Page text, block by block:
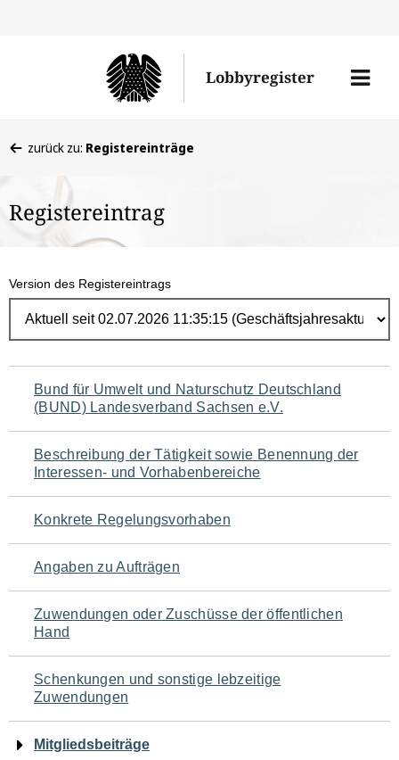
Lobbyregister
Menü
befinden
hier:
zurück zu: Registereinträge
Registereintrag
Version des Registereintrags
Navigation
für
den
Seiteninhalt
Bund für Umwelt und Naturschutz Deutschland
(BUND) Landesverband Sachsen e.V.
Beschreibung der Tätigkeit sowie Benennung der
Interessen- und Vorhabenbereiche
Konkrete Regelungsvorhaben
Angaben zu Aufträgen
Zuwendungen oder Zuschüsse der öffentlichen
Hand
Schenkungen und sonstige lebzeitige
Zuwendungen
Mitgliedsbeiträge